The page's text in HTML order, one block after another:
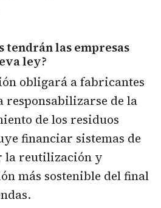
tendrán las empresas
ley?
obligará a fabricantes
de la
de los residuos
financiar sistemas de
la reutilización y
más sostenible del final